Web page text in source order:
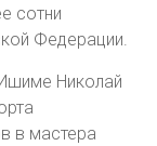
сотни
Федерации.
Николай
в мастера